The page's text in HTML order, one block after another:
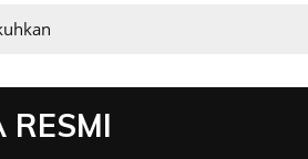
RESMI